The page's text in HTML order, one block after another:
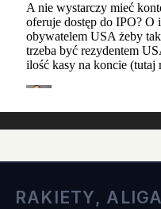
RAKIETY,